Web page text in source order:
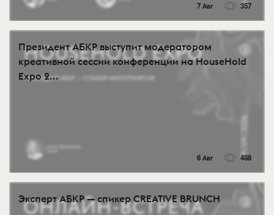
7 Авг 357
Президент АБКР выступит модератором
креативной сессии конференции на HouseHold
Expo 2...
6 Авг 488
Эксперт АБКР — спикер CREATIVE BRUNCH